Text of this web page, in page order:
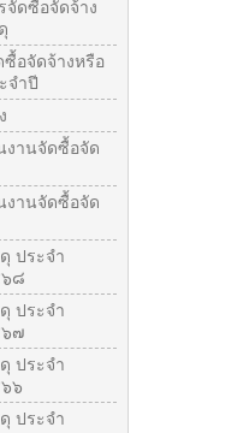
จัดซื้อจัดจ้าง
ซื้อจัดจ้างหรือ
จําปี
งานจัดซื้อจัด
งานจัดซื้อจัด
ประจำ
๘
ประจำ
๗
ประจำ
๖
ประจำ